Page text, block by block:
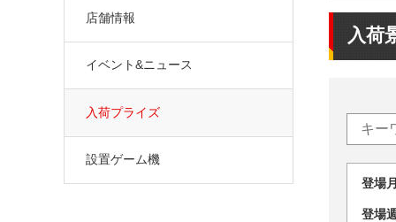
入荷
登
登
店舗情報
イベント&ニュース
入荷プライズ
設置ゲーム機